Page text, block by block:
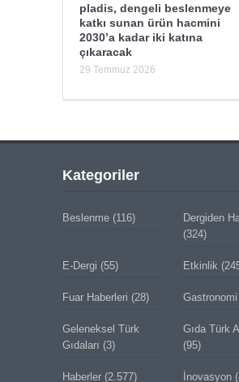
pladis, dengeli beslenmeye
katkı sunan ürün hacmini
2030’a kadar iki katına
çıkaracak
29 Temmuz 2026
Kategoriler
Beslenme(116)
Dergiden
(324)
E-Dergi (55) Etkinlik
Fuar Haberleri (28) Gastronomi
Geleneksel Türk
Gıdaları (3)
Gıda Türk
(95)
Haberler(2.577) İnovasyon